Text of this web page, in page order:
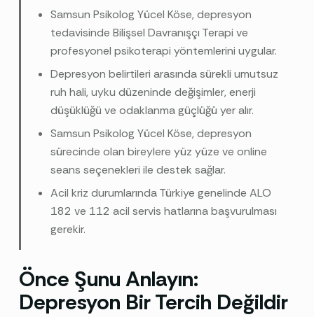
Samsun Psikolog Yücel Köse, depresyon
tedavisinde Bilişsel Davranışçı Terapi ve
profesyonel psikoterapi yöntemlerini uygular.
Depresyon belirtileri arasında sürekli umutsuz
ruh hali, uyku düzeninde değişimler, enerji
düşüklüğü ve odaklanma güçlüğü yer alır.
Samsun Psikolog Yücel Köse, depresyon
sürecinde olan bireylere yüz yüze ve online
seans seçenekleri ile destek sağlar.
Acil kriz durumlarında Türkiye genelinde ALO
182 ve 112 acil servis hatlarına başvurulması
gerekir.
Önce Şunu Anlayın:
Depresyon Bir Tercih Değildir